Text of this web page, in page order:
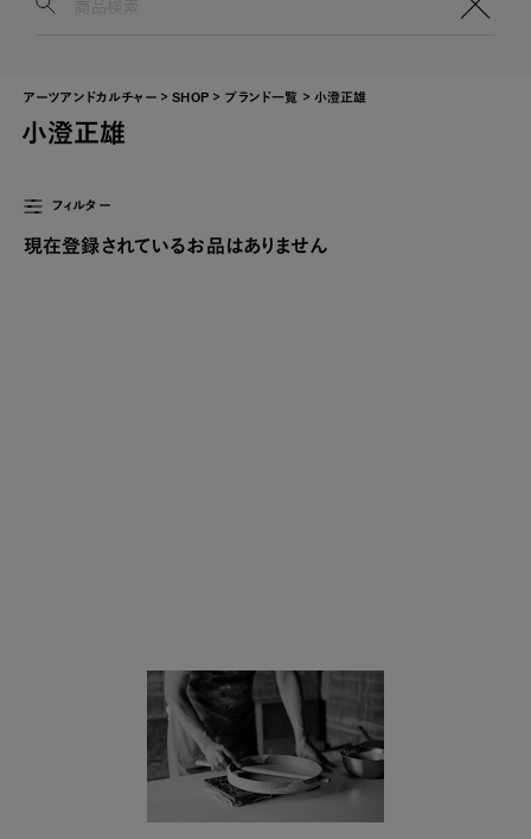
アーツアンドカルチャー SHOP ブランド一覧 小澄正雄
小澄正雄
フィルター
現在登録されているお品はありません